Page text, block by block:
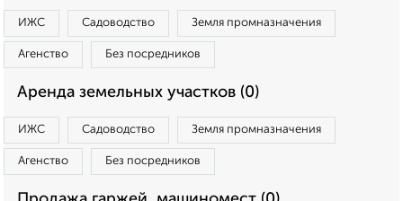
ИЖС Садоводство Земля промназначения
Агенство Без посредников
Аренда земельных участков (0)
ИЖС Садоводство Земля промназначения
Агенство Без посредников